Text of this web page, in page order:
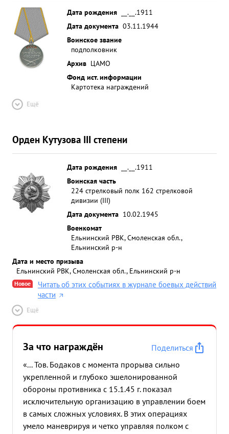
Дата рождения
__.__.1911
Дата документа 03.11.1944
Воинское звание
подполковник
Архив ЦАМО
Фонд ист. информации
Картотека награждений
Ещё
Орден Кутузова III степени
Дата рождения
__.__.1911
Воинская часть
224 стрелковый полк 162 стрелковой
дивизии (III)
Дата документа 10.02.1945
Военкомат
Ельнинский РВК, Смоленская обл.,
Ельнинский р-н
Дата и место призыва
Ельнинский РВК, Смоленская обл., Ельнинский р-н
Новое
Читать об этих событиях в журнале боевых действий
части
Ещё
За что награждён
Поделиться
«... Тов. Бодаков с момента прорыва сильно
укрепленной и глубоко эшелонированной
обороны противника с 15.1.45 г. показал
исключительную организацию в управлении боем
в самых сложных условиях. В этих операциях
умело маневрируя и четко управляя полком с